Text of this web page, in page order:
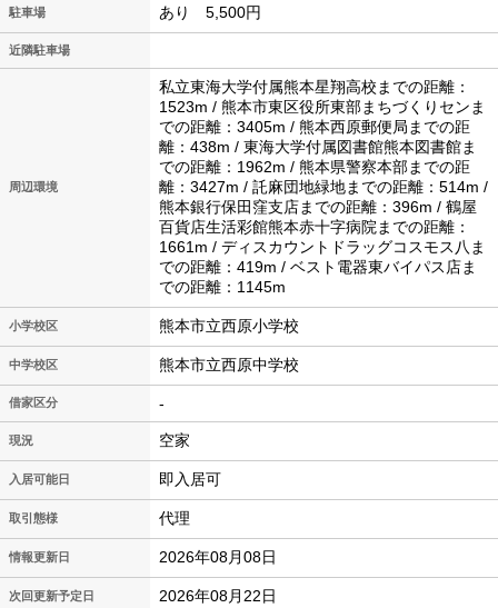
駐車場 あり 5,500円
近隣駐車場
周辺環境
私立東海大学付属熊本星翔高校までの距離：
1523m / 熊本市東区役所東部まちづくりセンま
での距離：3405m / 熊本西原郵便局までの距
離：438m / 東海大学付属図書館熊本図書館ま
での距離：1962m / 熊本県警察本部までの距
離：3427m / 託麻団地緑地までの距離：514m /
熊本銀行保田窪支店までの距離：396m / 鶴屋
百貨店生活彩館熊本赤十字病院までの距離：
1661m / ディスカウントドラッグコスモス八ま
での距離：419m / ベスト電器東バイパス店ま
での距離：1145m
小学校区 熊本市立西原小学校
中学校区 熊本市立西原中学校
借家区分 -
現況 空家
入居可能日 即入居可
取引態様 代理
情報更新日 2026年08月08日
次回更新予定日 2026年08月22日